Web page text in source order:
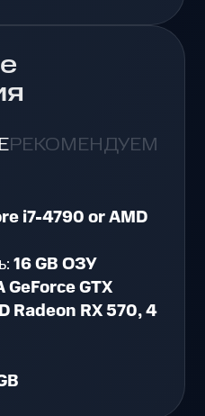
РЕКОМЕНДУЕМЫЕ
i7-4790 or AMD
16 GB ОЗУ
GeForce GTX
Radeon RX 570, 4